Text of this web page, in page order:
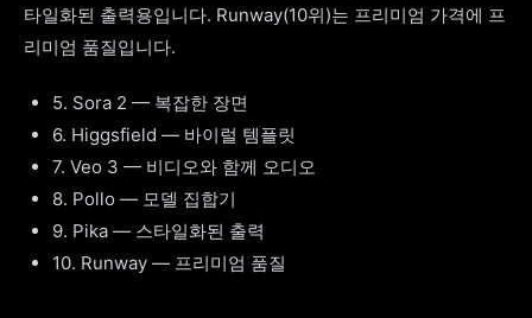
타일화된 출력용입니다. Runway(10위)는 프리미엄 가격에 프
리미엄 품질입니다.
5. Sora 2 — 복잡한 장면
6. Higgsfield — 바이럴 템플릿
7. Veo 3 — 비디오와 함께 오디오
8. Pollo — 모델 집합기
9. Pika — 스타일화된 출력
10. Runway — 프리미엄 품질